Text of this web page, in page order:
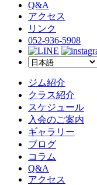
Q&A
アクセス
リンク
052-936-5908
ジム紹介
クラス紹介
スケジュール
入会のご案内
ギャラリー
ブログ
コラム
Q&A
アクセス